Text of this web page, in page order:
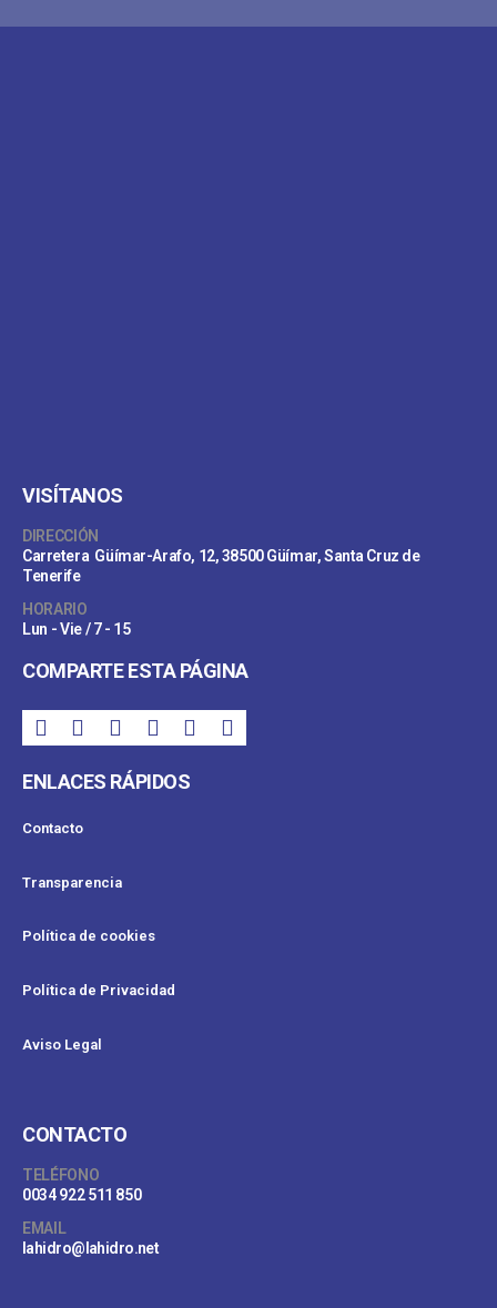
VISÍTANOS
DIRECCIÓN
Carretera Güímar-Arafo, 12, 38500 Güímar, Santa Cruz de
Tenerife
HORARIO
Lun - Vie / 7 - 15
COMPARTE ESTA PÁGINA
ENLACES RÁPIDOS
Contacto
Transparencia
Política de cookies
Política de Privacidad
Aviso Legal
CONTACTO
TELÉFONO
0034 922 511 850
EMAIL
lahidro@lahidro.net